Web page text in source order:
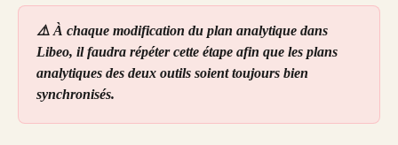
⚠️ À chaque modification du plan analytique dans
Libeo, il faudra répéter cette étape afin que les plans
analytiques des deux outils soient toujours bien
synchronisés.